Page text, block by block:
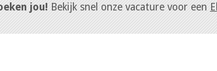
jou!Bekijk snel onze vacature voor een